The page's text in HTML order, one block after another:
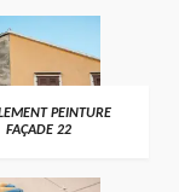
PEINTURE
FAÇADE 22